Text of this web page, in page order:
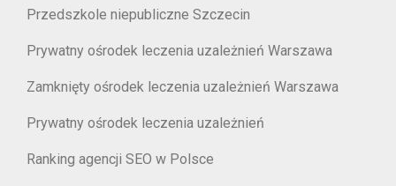
Przedszkole niepubliczne Szczecin
Prywatny ośrodek leczenia uzależnień Warszawa
Zamknięty ośrodek leczenia uzależnień Warszawa
Prywatny ośrodek leczenia uzależnień
Ranking agencji SEO w Polsce